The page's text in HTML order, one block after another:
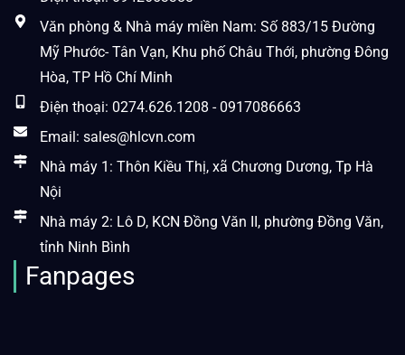
Văn phòng & Nhà máy miền Nam: Số 883/15 Đường
Mỹ Phước- Tân Vạn, Khu phố Châu Thới, phường Đông
Hòa, TP Hồ Chí Minh
Điện thoại: 0274.626.1208 - 0917086663
Email: sales@hlcvn.com
Nhà máy 1: Thôn Kiều Thị, xã Chương Dương, Tp Hà
Nội
Nhà máy 2: Lô D, KCN Đồng Văn II, phường Đồng Văn,
tỉnh Ninh Bình
Fanpages